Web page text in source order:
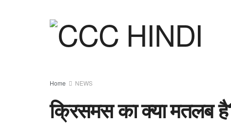
Home NEWS
क्रिसमस का क्या मतलब